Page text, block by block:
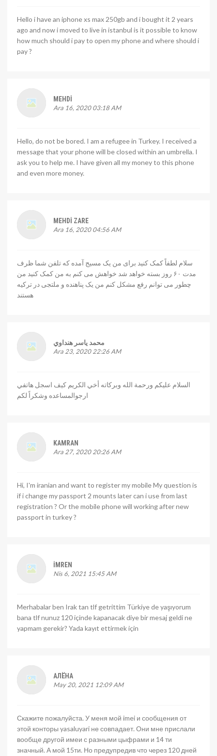
Hello i have an iphone xs max 250gb and i bought it 2 years
ago and now i moved to live in istanbul is it possible to know
how much should i pay to open my phone and where should i
pay ?
MEHDI
Ara 16, 2020 03:18 AM
Hello, do not be bored. I am a refugee in Turkey. I received a
message that your phone will be closed within an umbrella. I
ask you to help me. I have given all my money to this phone
and even more money.
MEHDI ZARE
Ara 16, 2020 04:56 AM
سلام لطفاً کمک کنید برای من یک مسیج آمده که تلفن شما ظرف
مدت ۶۰ روز بسته خواهد شد خواهش می کنم به من کمک کنید من
چطور می توانم رفع مشکل کنم من یک پناهنده و ملتجی در ترکیه
هستند
محمد ياسر هنداوي
Ara 23, 2020 22:26 AM
السلام عليكم ورحمة الله وبركاته أخي الكريم كيف اسجل هاتفي
ارجوالمساعده وشكراً لكم
KAMRAN
Ara 27, 2020 20:26 AM
Hi, I'm iranian and want to register my mobile My question is
if i change my passport 2 mounts later can i use from last
registration ? Or the mobile phone will working after new
passport in turkey ?
İMREN
Nis 6, 2021 15:45 AM
Merhabalar ben Irak tan tlf getrittim Türkiye de yaşıyorum
bana tlf nunuz 120 içinde kapanacak diye bir mesaj geldi ne
yapmam gerekir? Yada kayıt ettirmek için
АЛЁНА
May 20, 2021 12:09 AM
Скажите пожалуйста. У меня мой imei и сообщения от
этой конторы yasaluyari не совпадает. Они мне прислали
вообще другой имеи с разными цыфрами и 14 ти
значный. А мой 15ти. Но предупредив что через 120 дней